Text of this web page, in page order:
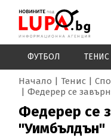
ФУТБОЛ ТЕНИС
Начало Тенис
Федерер се
Федерер се
"Уимбълдън"